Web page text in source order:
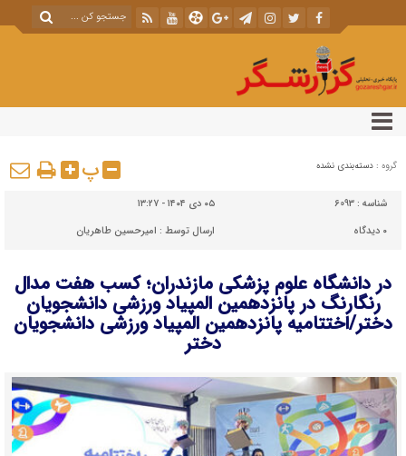
گروه : دسته‌بندی نشده پ
شناسه : 6093
۰۵ دی ۱۴۰۴ - ۱۳:۲۷
۰ دیدگاه ارسال توسط : امیرحسین طاهریان
در دانشگاه علوم پزشکی مازندران؛ کسب هفت مدال
رنگارنگ در پانزدهمین المپیاد ورزشی دانشجویان
دختر/اختتامیه پانزدهمین المپیاد ورزشی دانشجویان
دختر